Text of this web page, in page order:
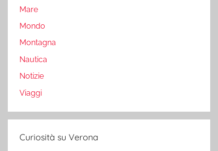
Mare
Mondo
Montagna
Nautica
Notizie
Viaggi
Curiosità su Verona